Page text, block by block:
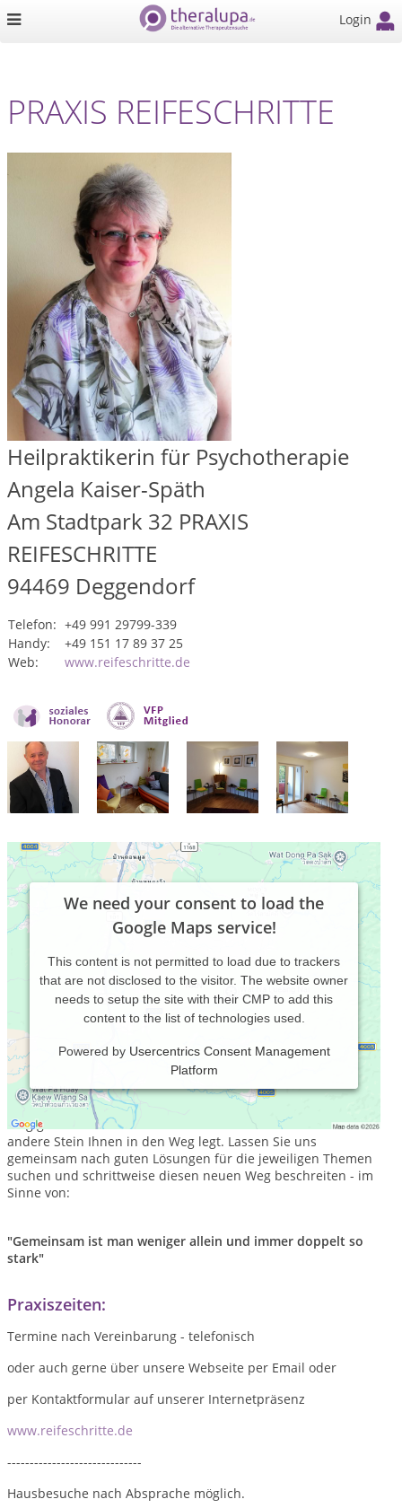
Login
PRAXIS REIFESCHRITTE
Heilpraktikerin für Psychotherapie
Angela Kaiser-Späth
Am Stadtpark 32 PRAXIS
REIFESCHRITTE
94469 Deggendorf
Telefon: +49 991 29799-339
Handy:
+49 151 17 89 37 25
Web:
www.reifeschritte.de
We need your consent to load the
Google Maps service!
This content is not permitted to load due to trackers
that are not disclosed to the visitor. The website owner
needs to setup the site with their CMP to add this
content to the list of technologies used.
Powered by Usercentrics Consent Management
Platform
Mein Name ist Angela Kaiser-Späth und als Heilpraktikerin
für Psychotherapie begleite ich Sie gerne ein Stück, wenn Ihr
Weg gerade etwas beschwerlich ist und sich der ein oder
andere Stein Ihnen in den Weg legt. Lassen Sie uns
gemeinsam nach guten Lösungen für die jeweiligen Themen
suchen und schrittweise diesen neuen Weg beschreiten - im
Sinne von:
"Gemeinsam ist man weniger allein und immer doppelt so
stark"
Praxiszeiten:
Termine nach Vereinbarung - telefonisch
oder auch gerne über unsere Webseite per Email oder
per Kontaktformular auf unserer Internetpräsenz
www.reifeschritte.de
------------------------------
Hausbesuche nach Absprache möglich.